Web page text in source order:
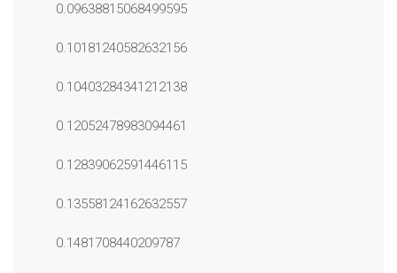
0.09638815068499595
0.10181240582632156
0.10403284341212138
0.12052478983094461
0.12839062591446115
0.13558124162632557
0.1481708440209787